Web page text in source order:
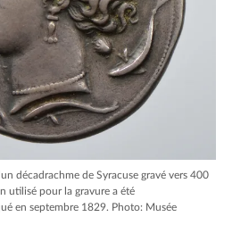
décadrachme de Syracuse gravé vers 400
utilisé pour la gravure a été
en septembre 1829. Photo: Musée